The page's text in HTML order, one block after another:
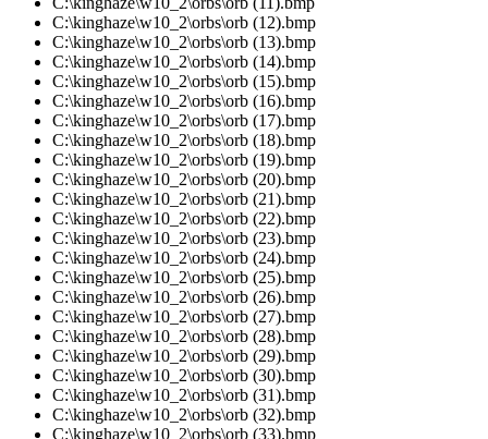
C:\kinghaze\w10_2\orbs\orb (12).bmp
C:\kinghaze\w10_2\orbs\orb (13).bmp
C:\kinghaze\w10_2\orbs\orb (14).bmp
C:\kinghaze\w10_2\orbs\orb (15).bmp
C:\kinghaze\w10_2\orbs\orb (16).bmp
C:\kinghaze\w10_2\orbs\orb (17).bmp
C:\kinghaze\w10_2\orbs\orb (18).bmp
C:\kinghaze\w10_2\orbs\orb (19).bmp
C:\kinghaze\w10_2\orbs\orb (20).bmp
C:\kinghaze\w10_2\orbs\orb (21).bmp
C:\kinghaze\w10_2\orbs\orb (22).bmp
C:\kinghaze\w10_2\orbs\orb (23).bmp
C:\kinghaze\w10_2\orbs\orb (24).bmp
C:\kinghaze\w10_2\orbs\orb (25).bmp
C:\kinghaze\w10_2\orbs\orb (26).bmp
C:\kinghaze\w10_2\orbs\orb (27).bmp
C:\kinghaze\w10_2\orbs\orb (28).bmp
C:\kinghaze\w10_2\orbs\orb (29).bmp
C:\kinghaze\w10_2\orbs\orb (30).bmp
C:\kinghaze\w10_2\orbs\orb (31).bmp
C:\kinghaze\w10_2\orbs\orb (32).bmp
C:\kinghaze\w10_2\orbs\orb (33).bmp